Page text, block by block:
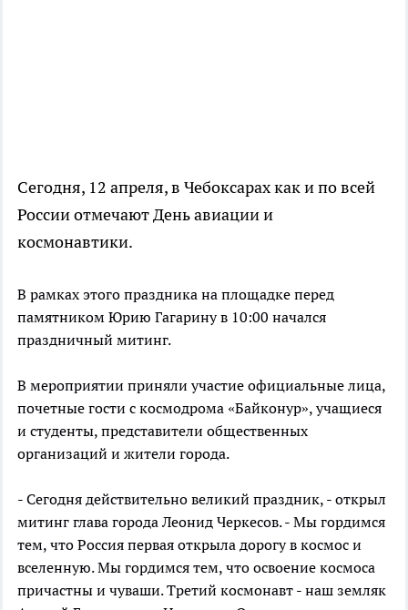
Сегодня, 12 апреля, в Чебоксарах как и по всей
России отмечают День авиации и
космонавтики.
В рамках этого праздника на площадке перед
памятником Юрию Гагарину в 10:00 начался
праздничный митинг.
В мероприятии приняли участие официальные лица,
почетные гости с космодрома «Байконур», учащиеся
и студенты, представители общественных
организаций и жители города.
- Сегодня действительно великий праздник, - открыл
митинг глава города Леонид Черкесов. - Мы гордимся
тем, что Россия первая открыла дорогу в космос и
вселенную. Мы гордимся тем, что освоение космоса
причастны и чуваши. Третий космонавт - наш земляк